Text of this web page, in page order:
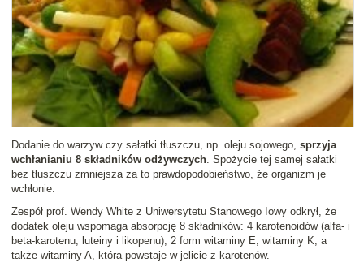
Dodanie do warzyw czy sałatki tłuszczu, np. oleju sojowego, sprzyja
wchłanianiu 8 składników odżywczych. Spożycie tej samej sałatki
bez tłuszczu zmniejsza za to prawdopodobieństwo, że organizm je
wchłonie.
Zespół prof. Wendy White z Uniwersytetu Stanowego Iowy odkrył, że
dodatek oleju wspomaga absorpcję 8 składników: 4 karotenoidów (alfa- i
beta-karotenu, luteiny i likopenu), 2 form witaminy E, witaminy K, a
także witaminy A, która powstaje w jelicie z karotenów.